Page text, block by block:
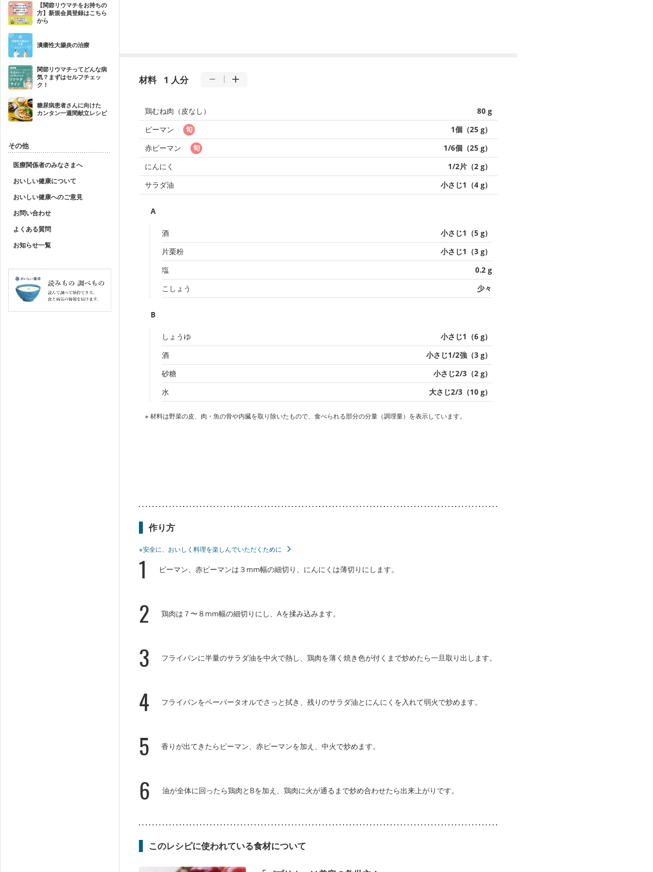
【関節リウマチをお持ちの
方】新規会員登録はこちら
から
潰瘍性大腸炎の治療
関節リウマチってどんな病
気？まずはセルフチェッ
ク！
糖尿病患者さんに向けた
カンタン一週間献立レシピ
その他
医療関係者のみなさまへ
おいしい健康について
おいしい健康へのご意見
お問い合わせ
よくある質問
お知らせ一覧
材料 1 人分
鶏むね肉（皮なし）
80 g
ピーマン
1個（25 g）
赤ピーマン
1/6個（25 g）
にんにく
1/2片（2 g）
サラダ油
小さじ1（4 g）
A
酒
小さじ1（5 g）
片栗粉
小さじ1（3 g）
塩
0.2 g
こしょう
少々
B
しょうゆ
小さじ1（6 g）
酒
小さじ1/2強（3 g）
砂糖
小さじ2/3（2 g）
水
大さじ2/3（10 g）
※ 材料は野菜の皮、肉・魚の骨や内臓を取り除いたもので、食べられる部分の分量（調理量）を表示しています。
作り方
※安全に、おいしく料理を楽しんでいただくために
1 ピーマン、赤ピーマンは３mm幅の細切り、にんにくは薄切りにします。
2 鶏肉は７〜８mm幅の細切りにし、Aを揉み込みます。
3 フライパンに半量のサラダ油を中火で熱し、鶏肉を薄く焼き色が付くまで炒めたら一旦取り出します。
4 フライパンをペーパータオルでさっと拭き、残りのサラダ油とにんにくを入れて弱火で炒めます。
5 香りが出てきたらピーマン、赤ピーマンを加え、中火で炒めます。
6 油が全体に回ったら鶏肉とBを加え、鶏肉に火が通るまで炒め合わせたら出来上がりです。
このレシピに使われている食材について